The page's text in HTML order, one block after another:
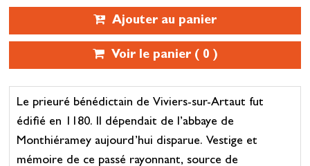
Ajouter au panier
Voir le panier ( 0 )
Le prieuré bénédictain de Viviers-sur-Artaut fut
édifié en 1180. Il dépendait de l’abbaye de
Monthiéramey aujourd’hui disparue. Vestige et
mémoire de ce passé rayonnant, source de